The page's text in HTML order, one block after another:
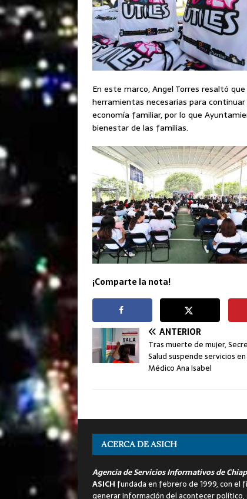
En este marco, Angel Torres resaltó
herramientas necesarias para
economía familiar, por lo que
bienestar de las familias.
¡Comparte la nota!
ANTERIOR
Tras muerte de mujer,
Salud suspende servicios
Médico Ana Isabel
ACERCA DE ASICH
Agencia de Servicios Informativos de
ASICH fundada en febrero de 1999, con el
generar información del acontecer político,